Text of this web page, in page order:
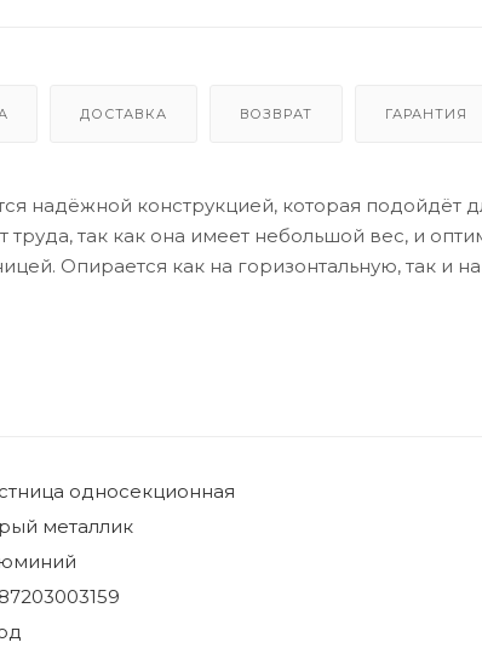
ДОСТАВКА ВОЗВРАТ ГАРАНТИЯ
надёжной конструкцией, которая подойдёт
так как она имеет небольшой вес, и
Опирается как на горизонтальную, так и на
односекционная
металлик